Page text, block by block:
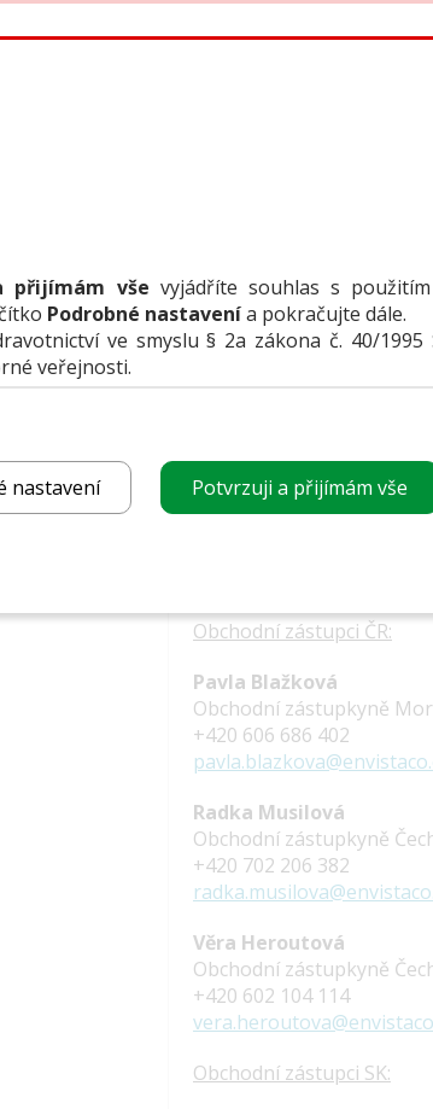
Obchodní zástupci ČR:
Pavla Blažková
Obchodní zástupkyně
+420 606 686 402
Radka Musilová
Obchodní zástupkyně
+420 702 206 382
Věra Heroutová
Obchodní zástupkyně
+420 602 104 114
Obchodní zástupci SK:
přijímám vše vyjádříte souhlas s
Podrobné nastavenía pokračujte dále.
ve smyslu § 2a zákona č. 40/
veřejnosti.
nastavení Potvrzuji a přijímám vše